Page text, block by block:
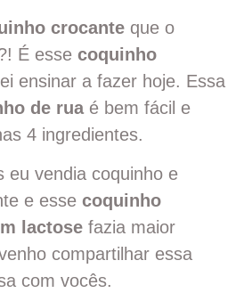
crocante que o
É esse coquinho
ensinar a fazer hoje. Essa
de ruaé bem fácil e
4 ingredientes.
eu vendia coquinho e
e esse coquinho
lactose fazia maior
compartilhar essa
com vocês.